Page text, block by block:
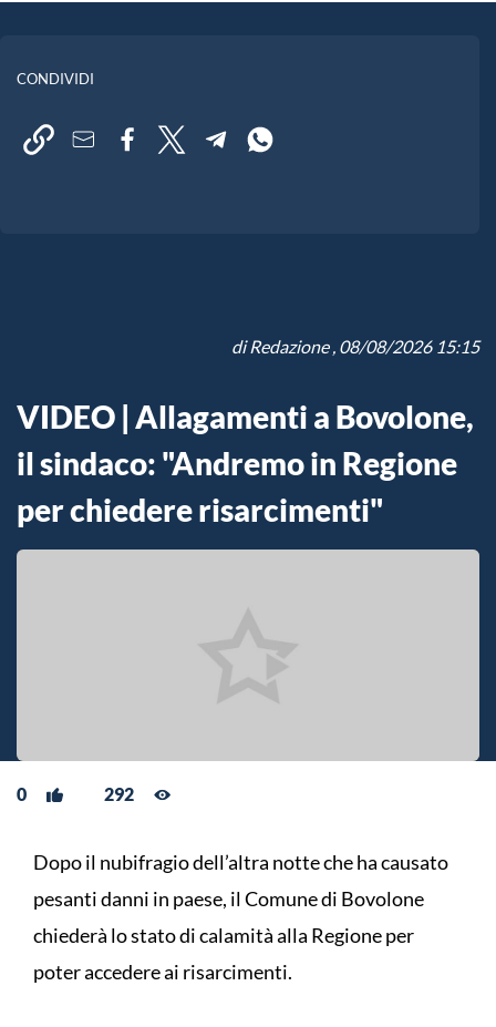
CONDIVIDI
diRedazione, 08/08/2026 15:15
VIDEO | Allagamenti a Bovolone,
il sindaco: "Andremo in Regione
per chiedere risarcimenti"
0 292
Dopo il nubifragio dell’altra notte che ha causato
pesanti danni in paese, il Comune di Bovolone
chiederà lo stato di calamità alla Regione per
poter accedere ai risarcimenti.